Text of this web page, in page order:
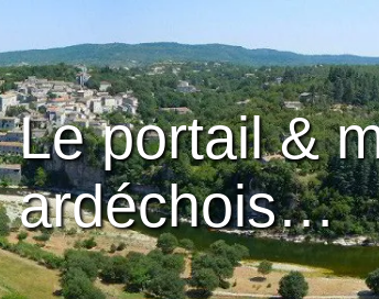
Le portail &
ardéchois…